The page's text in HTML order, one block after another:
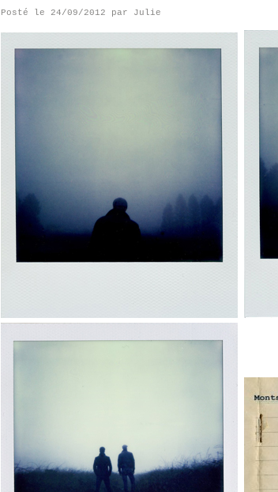
Posté le 24/09/2012 par Julie